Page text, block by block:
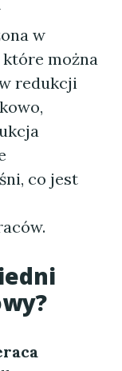
w
które można
redukcji
co jest